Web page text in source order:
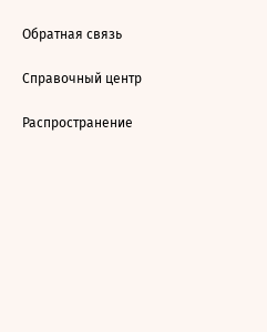
Обратная связь
Справочный центр
Распространение